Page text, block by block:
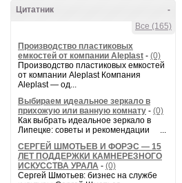
-
Цитатник
Все (165)
Производство пластиковых
емкостей от компании Aleplast - (0)
Производство пластиковых емкостей
от компании Aleplast Компания
Aleplast — од...
Выбираем идеальное зеркало в
прихожую или ванную комнату - (0)
Как выбрать идеальное зеркало в
Липецке: советы и рекомендации ...
СЕРГЕЙ ШМОТЬЕВ И ФОРЭС — 15
ЛЕТ ПОДДЕРЖКИ КАМНЕРЕЗНОГО
ИСКУССТВА УРАЛА - (0)
Сергей Шмотьев: бизнес на службе